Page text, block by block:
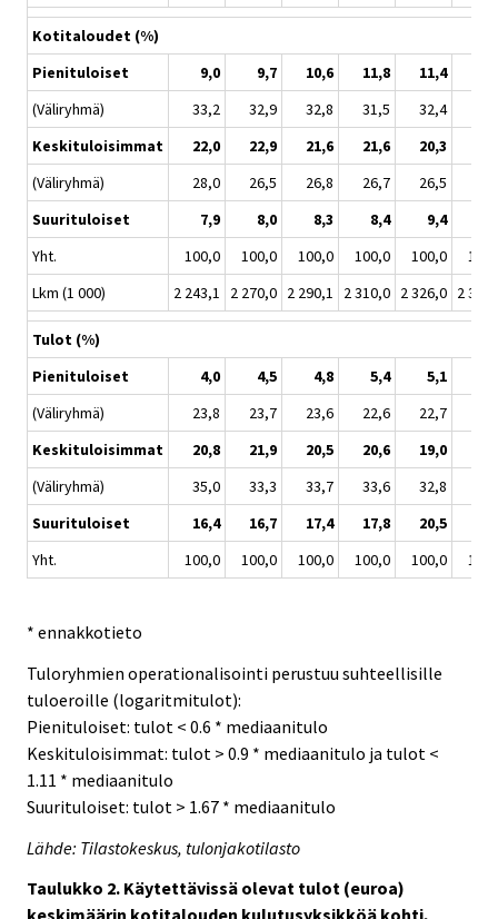
Kotitaloudet (%)
Pienituloiset
9,0 9,7 10,6 11,8 11,4
(Väliryhmä)
33,2 32,9 32,8 31,5 32,4
Keskituloisimmat
22,0 22,9 21,6 21,6 20,3
(Väliryhmä)
28,0 26,5 26,8 26,7 26,5
Suurituloiset
7,9 8,0 8,3 8,4 9,4
Yht.
100,0 100,0 100,0 100,0 100,0
Lkm (1 000)
2 243,1 2 270,0 2 290,1 2 310,0 2 326,0 2
Tulot (%)
Pienituloiset
4,0 4,5 4,8 5,4 5,1
(Väliryhmä)
23,8 23,7 23,6 22,6 22,7
Keskituloisimmat
20,8 21,9 20,5 20,6 19,0
(Väliryhmä)
35,0 33,3 33,7 33,6 32,8
Suurituloiset
16,4 16,7 17,4 17,8 20,5
Yht.
100,0 100,0 100,0 100,0 100,0
* ennakkotieto
Tuloryhmien operationalisointi perustuu suhteellisille
tuloeroille (logaritmitulot):
Pienituloiset: tulot < 0.6 * mediaanitulo
Keskituloisimmat: tulot > 0.9 * mediaanitulo ja tulot <
1.11 * mediaanitulo
Suurituloiset: tulot > 1.67 * mediaanitulo
Lähde: Tilastokeskus, tulonjakotilasto
Taulukko 2. Käytettävissä olevat tulot (euroa)